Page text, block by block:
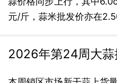
元/斤，蒜米批发价亦在
2026年第24周大蒜